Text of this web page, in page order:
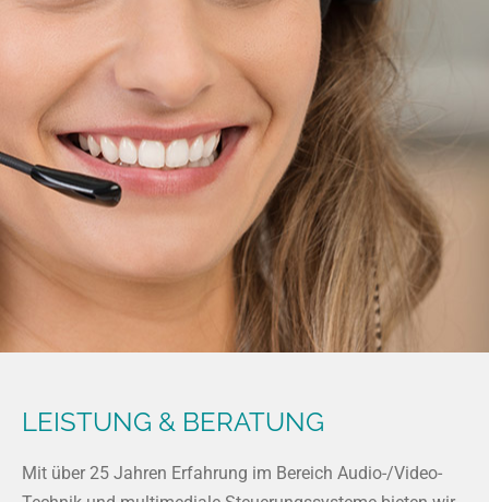
LEISTUNG & BERATUNG
Mit über 25 Jahren Erfahrung im Bereich Audio-/Video-